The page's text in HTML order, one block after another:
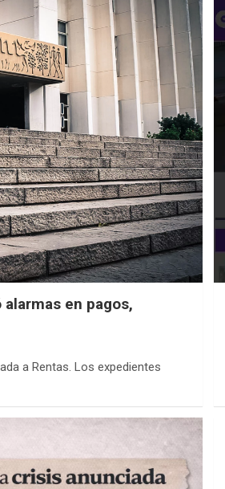
en pagos,
a Rentas. Los expedientes